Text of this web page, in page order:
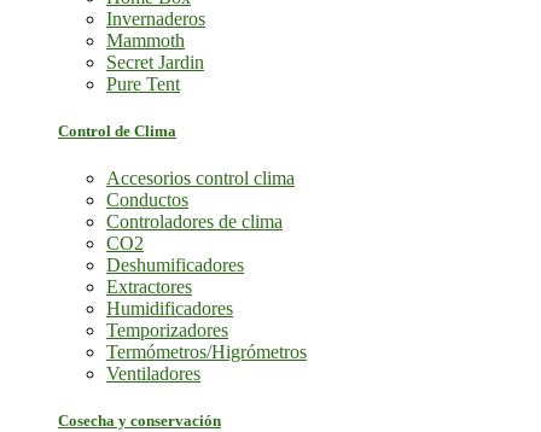
Invernaderos
Mammoth
Secret Jardin
Pure Tent
Control de Clima
Accesorios control clima
Conductos
Controladores de clima
CO2
Deshumificadores
Extractores
Humidificadores
Temporizadores
Termómetros/Higrómetros
Ventiladores
Cosecha y conservación